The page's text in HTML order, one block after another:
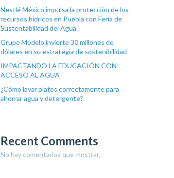
Nestlé México impulsa la protección de los
recursos hídricos en Puebla con Feria de
Sustentabilidad del Agua
Grupo Modelo invierte 30 millones de
dólares en su estrategia de sostenibilidad
IMPACTANDO LA EDUCACIÓN CON
ACCESO AL AGUA
¿Cómo lavar platos correctamente para
ahorrar agua y detergente?
Recent Comments
No hay comentarios que mostrar.